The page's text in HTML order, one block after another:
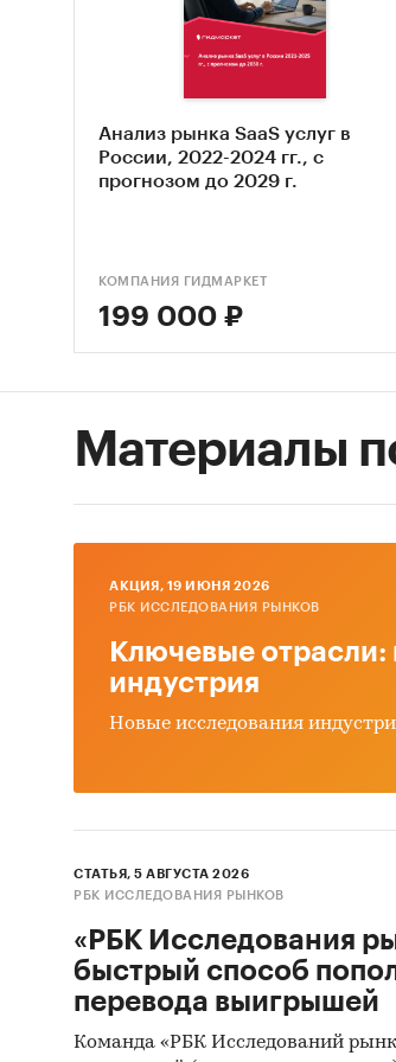
Анализ рынка SaaS услуг в
России, 2022-2024 гг., с
прогнозом до 2029 г.
КОМПАНИЯ ГИДМАРКЕТ
199 000 ₽
Материалы
AКЦИЯ, 19 ИЮНЯ 2026
РБК ИССЛЕДОВАНИЯ РЫНКОВ
Ключевые
индустрия
Новые исследования
СТАТЬЯ, 5 АВГУСТА 2026
РБК ИССЛЕДОВАНИЯ РЫНКОВ
«РБК Исследования
быстрый способ
перевода выигрышей
Команда «РБК Исследований